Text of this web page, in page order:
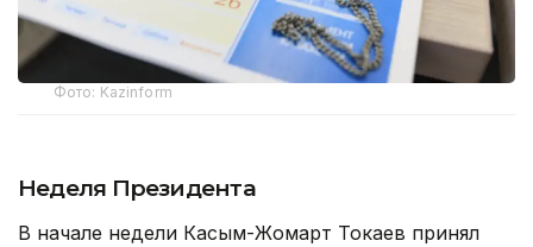
Фото: Kazinform
Неделя Президента
В начале недели Касым-Жомарт Токаев принял